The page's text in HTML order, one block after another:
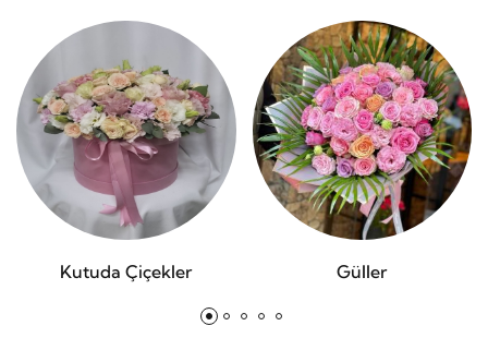
Kutuda Çiçekler Güller